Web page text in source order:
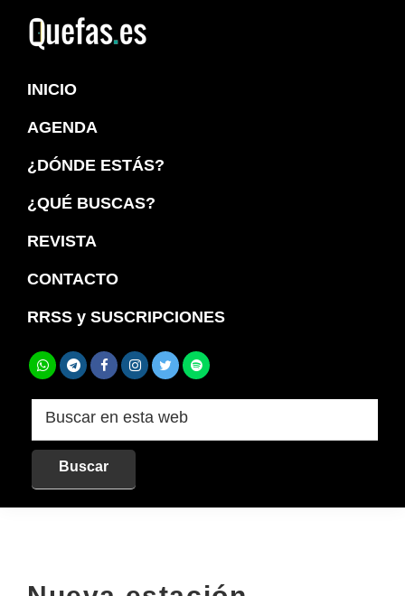
navegación
principal
principal
INICIO
AGENDA
¿DÓNDE ESTÁS?
¿QUÉ BUSCAS?
REVISTA
CONTACTO
RRSS y SUSCRIPCIONES
Buscar
web